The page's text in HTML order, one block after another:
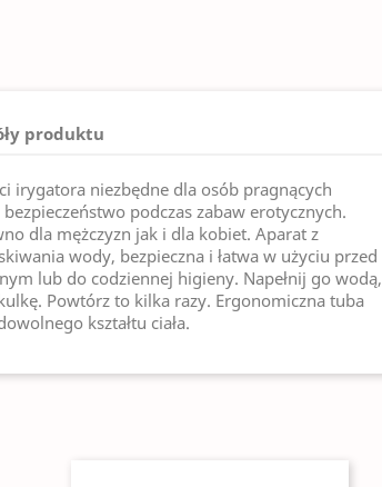
produktu
irygatora niezbędne dla osób pragnących
podczas zabaw erotycznych.
dla mężczyzn jak i dla kobiet. Aparat z
wody, bezpieczna i łatwa w użyciu przed
lub do codziennej higieny. Napełnij go wodą,
Powtórz to kilka razy. Ergonomiczna tuba
kształtu ciała.